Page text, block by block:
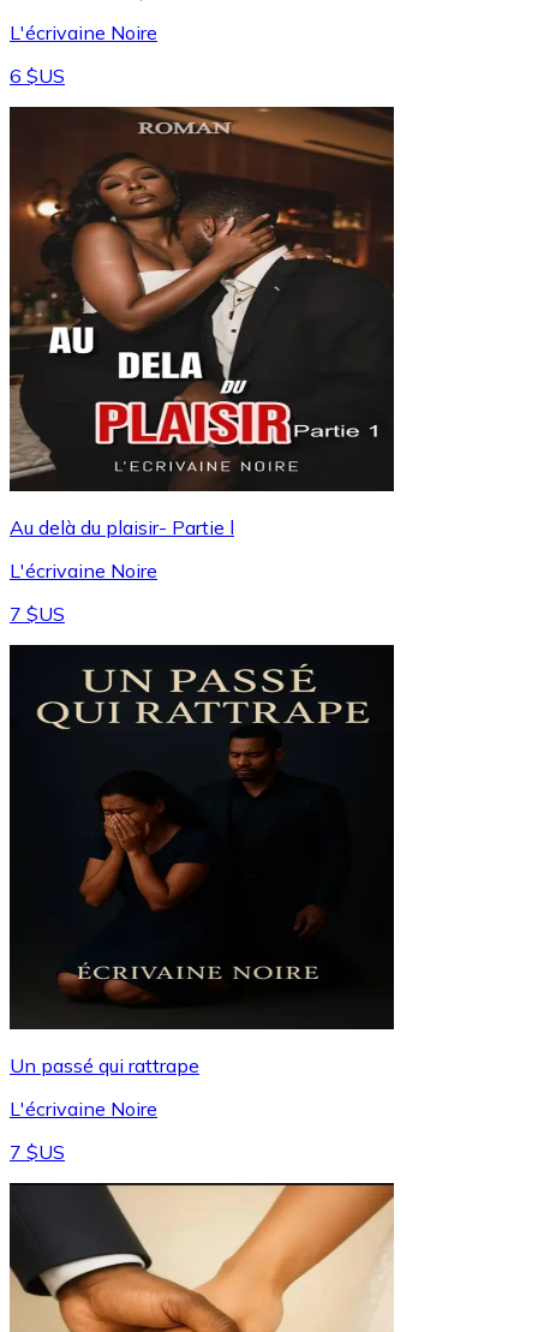
L'écrivaine Noire
6 $US
Au delà du plaisir- Partie l
L'écrivaine Noire
7 $US
Un passé qui rattrape
L'écrivaine Noire
7 $US